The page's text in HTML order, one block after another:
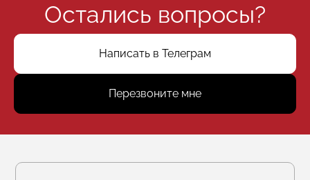
Остались вопросы?
Написать в Телеграм
Перезвоните мне